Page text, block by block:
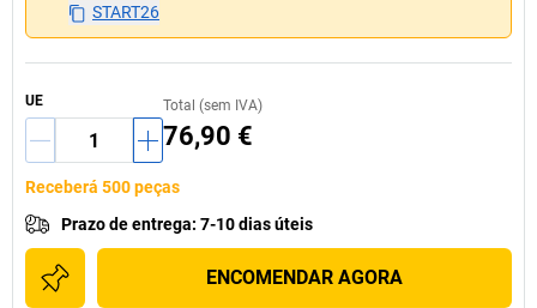
START26
UE Total (sem IVA)
76,90 €
Receberá 500 peças
Prazo de entrega: 7-10 dias úteis
ENCOMENDAR AGORA